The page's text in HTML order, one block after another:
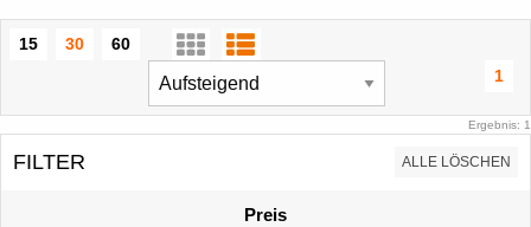
15 30
60
1
Ergebnis: 1
FILTER ALLE LÖSCHEN
Preis